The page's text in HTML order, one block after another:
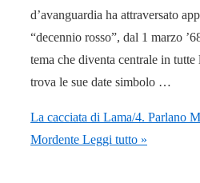
d’avanguardia ha attraversato
“decennio rosso”, dal 1 marzo
tema che diventa centrale in tutte
trova le sue date simbolo …
La cacciata di Lama/4. Parlano
Mordente Leggi tutto »